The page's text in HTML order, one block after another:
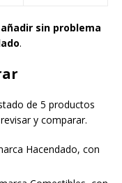
sin problema
.
de 5 productos
y comparar.
Hacendado, con